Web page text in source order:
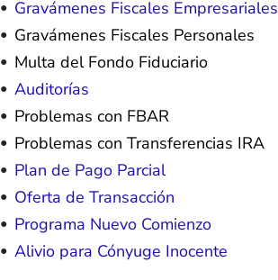
Gravámenes Fiscales Empresariales
Gravámenes Fiscales Personales
Multa del Fondo Fiduciario
Auditorías
Problemas con FBAR
Problemas con Transferencias IRA
Plan de Pago Parcial
Oferta de Transacción
Programa Nuevo Comienzo
Alivio para Cónyuge Inocente